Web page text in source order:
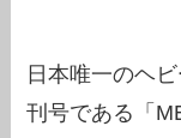
日本唯一のヘ
刊号である「